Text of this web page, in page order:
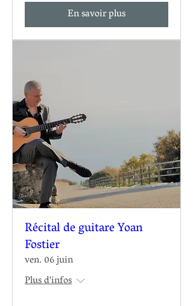
En savoir plus
Récital de guitare Yoan
Fostier
ven. 06 juin
Plus d'infos